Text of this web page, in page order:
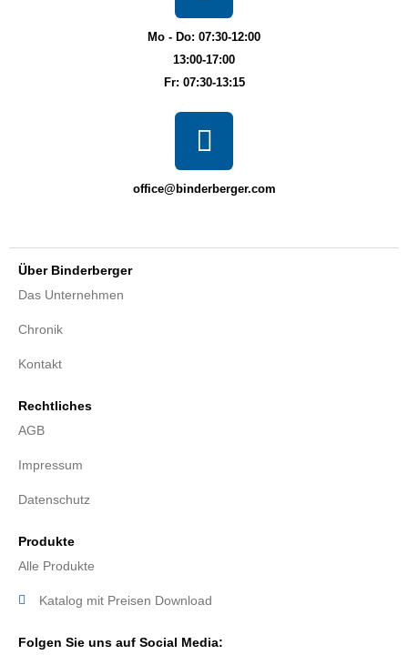
Mo - Do: 07:30-12:00
13:00-17:00
Fr: 07:30-13:15
office@binderberger.com
Über Binderberger
Das Unternehmen
Chronik
Kontakt
Rechtliches
AGB
Impressum
Datenschutz
Produkte
Alle Produkte
Katalog mit Preisen Download
Folgen Sie uns auf Social Media: